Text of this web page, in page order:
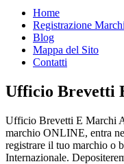
Home
Registrazione
Blog
Mappa del Sito
Contatti
Ufficio Brevetti
Ufficio Brevetti E Marchi
marchio ONLINE, entra
registrare il tuo marchio o
Internazionale.